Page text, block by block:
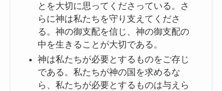
とを大切に思ってくださっている。さ
らに神は私たちを守り支えてくださ
る。神の御支配を信じ、神の御支配の
中を生きることが大切である。
神は私たちが必要とするものをご存じ
である。私たちが神の国を求めるな
ら、私たちが必要とするものは与えら